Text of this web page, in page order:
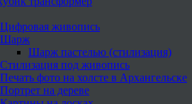
Цифровая живопись
Шарж
Шарж пастелью (стилизация)
Стилизация под живопись
Печать фото на холсте в Архангельске
Портрет на дереве